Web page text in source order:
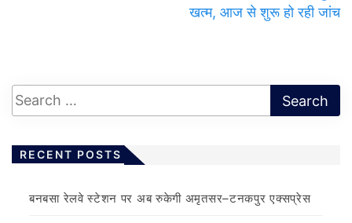
खत्म, आज से शुरू हो रही जांच
RECENT POSTS
बनबसा रेलवे स्टेशन पर अब रुकेगी अमृतसर–टनकपुर एक्सप्रेस